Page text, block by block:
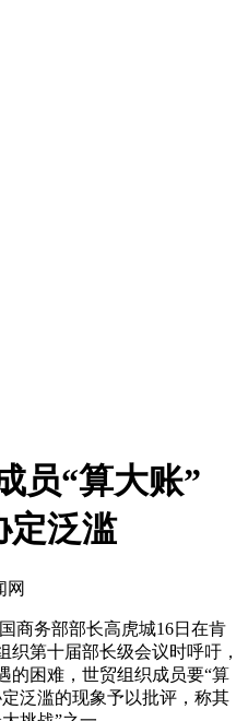
员“算大账”
定泛滥
网
务部部长高虎城16日在肯
织第十届部长级会议时呼吁，
的困难，世贸组织成员要“算
泛滥的现象予以批评，称其